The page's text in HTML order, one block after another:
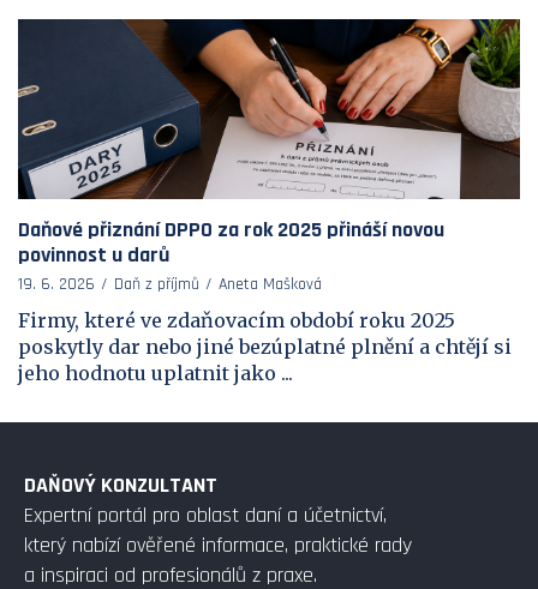
Daňové přiznání DPPO za rok 2025 přináší novou
povinnost u darů
19. 6. 2026 Daň z příjmů Aneta Mašková
Firmy, které ve zdaňovacím období roku 2025
poskytly dar nebo jiné bezúplatné plnění a chtějí si
jeho hodnotu uplatnit jako ...
DAŇOVÝ KONZULTANT
Expertní portál pro oblast daní a účetnictví,
který nabízí ověřené informace, praktické rady
a inspiraci od profesionálů z praxe.